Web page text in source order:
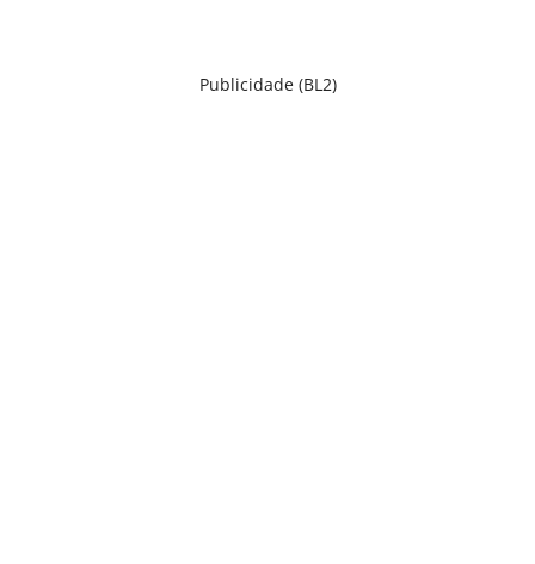
Publicidade (BL2)